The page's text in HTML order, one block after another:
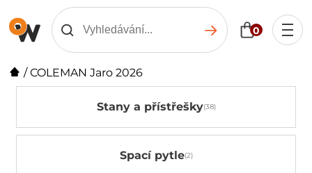
0
/COLEMAN Jaro 2026
Stany a přístřešky
Spací pytle